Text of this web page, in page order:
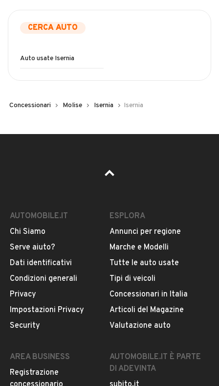
CERCA AUTO
Auto usate Isernia
Concessionari Molise Isernia Isernia
AUTOMOBILE.IT
Chi Siamo
Serve aiuto?
Dati identificativi
Condizioni generali
Privacy
Impostazioni Privacy
Security
ESPLORA
Annunci per regione
Marche e Modelli
Tutte le auto usate
Tipi di veicoli
Concessionari in Italia
Articoli del Magazine
Valutazione auto
AREA BUSINESS
Registrazione
AUTOMOBILE.IT È PARTE
DI ADEVINTA